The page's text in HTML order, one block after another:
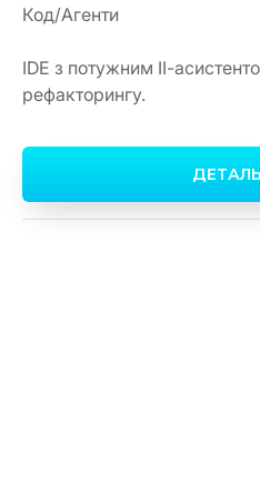
Код/Агенти
IDE з потужним ІІ-
рефакторингу.